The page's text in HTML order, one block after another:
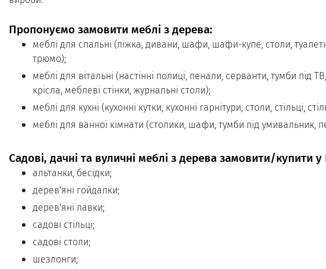
Пропонуємо замовити меблі з дерева:
меблі для спальні (ліжка, дивани, шафи, шафи-купе, столи,
трюмо);
меблі для вітальні (настінні полиці, пенали, серванти, тумби під
крісла, меблеві стінки, журнальні столи);
меблі для кухні (кухонні кутки, кухонні гарнітури, столи, стільці,
меблі для ванної кімнати (столики, шафи, тумби під умивальник,
Садові, дачні та вуличні меблі з дерева замовити/купити у
альтанки, бесідки;
дерев'яні гойдалки;
дерев'яні лавки;
садові стільці;
садові столи;
шезлонги;